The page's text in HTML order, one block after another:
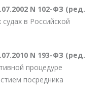
N 102-ФЗ (ред.
в Российской
N 193-ФЗ (ред.
процедуре
посредника